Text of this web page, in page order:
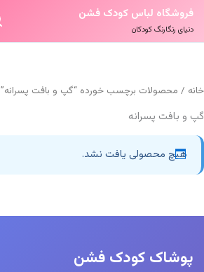
فروشگاه لباس کودک فشن
دنیای رنگارنگ کودکان
خانه / محصولات برچسب خورده “گپ و بافت پسرانه”
گپ و بافت پسرانه
هیچ محصولی یافت نشد.
پوشاک کودک فشن